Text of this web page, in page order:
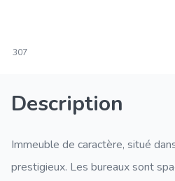
307
Description
Immeuble de caractère, situé
prestigieux. Les bureaux sont